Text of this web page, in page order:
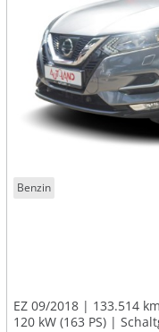
Benzin
EZ 09/2018
133.514 km
120 kW (163 PS)